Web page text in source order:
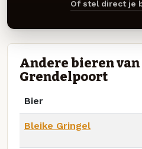
Of stel direct je
Andere bieren van
Grendelpoort
Bier
Bleike Gringel